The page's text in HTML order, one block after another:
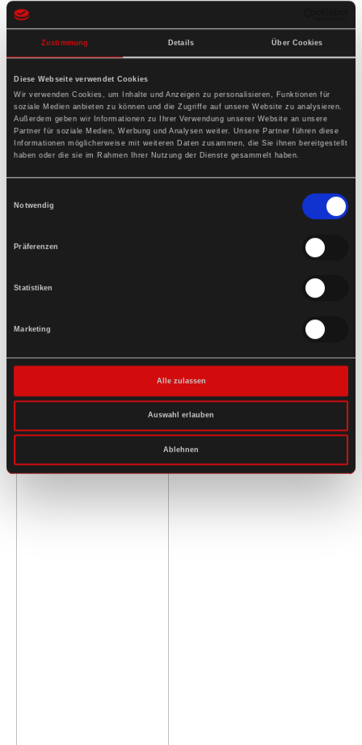
Zustimmung Details Über Cookies
Diese Webseite verwendet Cookies
Wir verwenden Cookies, um Inhalte und Anzeigen zu personalisieren, Funktionen für
soziale Medien anbieten zu können und die Zugriffe auf unsere Website zu analysieren.
Außerdem geben wir Informationen zu Ihrer Verwendung unserer Website an unsere
Partner für soziale Medien, Werbung und Analysen weiter. Unsere Partner führen diese
Informationen möglicherweise mit weiteren Daten zusammen, die Sie ihnen bereitgestellt
haben oder die sie im Rahmen Ihrer Nutzung der Dienste gesammelt haben.
Notwendig
Präferenzen
Statistiken
Marketing
Alle zulassen
Auswahl erlauben
Ablehnen
your order as a work delivery contract.
for delivery 14 - 18 days.
sorting: